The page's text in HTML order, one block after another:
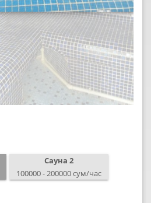
Сауна 2
100000 - 200000 сум/час